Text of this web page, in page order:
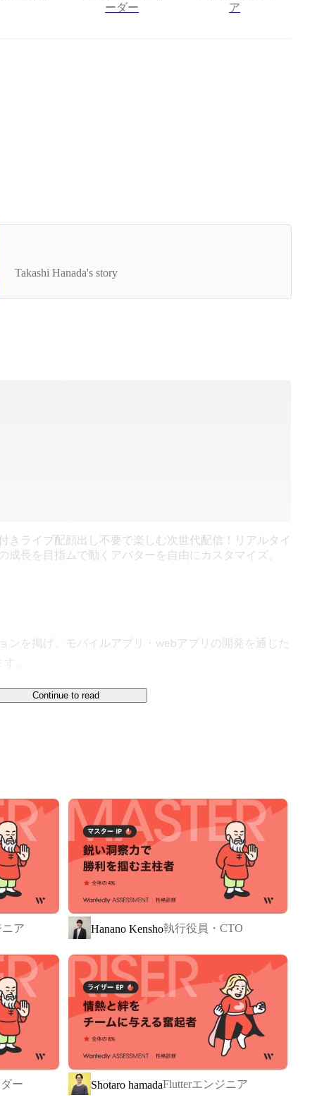
ーダー
ア
に至るまで。ジャンボの創業ストーリーに迫る！
Takashi Hanada's story
きライブ配
成長を目指
顔出し不要で楽しむ次世代配信！リアルタイ
ムで動くアバターを自由にカスタマイズ。
ンを掲げ、モバイルアプリ・webアプリの開発を通じた
。
点で15以上。会員数は合計1100万人を超えており、
ただいています！
「もっと使
を作り続け
ジャンボでは、1年間で最もバリューを体現
したメンバーを表彰する「Jambo Value
Award」を開催しています
TO LIFE(人生に熱狂を)」。
くること。アプリやプロダクトを通じて、「明日も頑張
です。
便利なだけのアプリではありません。使った人が「なん
Continue to read
ア Hanano Kensho執行役員・CTO
ー Shotaro hamadaFlutterエンジニア